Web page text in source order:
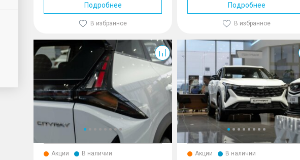
Подробнее
В избранное
Подробнее
В избранное
Акции В наличии Акции В наличии